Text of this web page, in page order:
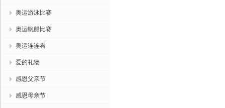
奥运游泳比赛
奥运帆船比赛
奥运连连看
爱的礼物
感恩父亲节
感恩母亲节